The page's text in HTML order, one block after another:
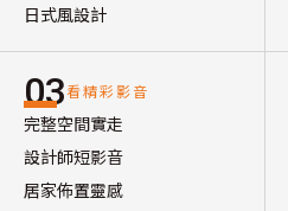
日式風設計
03看精彩影音
完整空間實走
設計師短影音
居家佈置靈感